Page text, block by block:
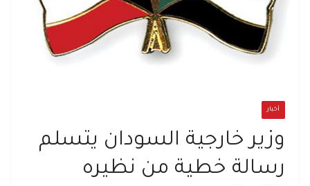
أخبار
وزير خارجية السودان يتسلم
رسالة خطية من نظيره